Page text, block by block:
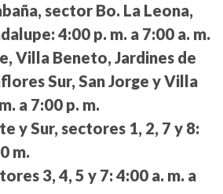
sector Bo. La Leona,
4:00 p. m. a 7:00 a. m.
Villa Beneto, Jardines de
Sur, San Jorge y Villa
a 7:00 p. m.
y Sur, sectores 1, 2, 7 y 8:
m.
3, 4, 5 y 7: 4:00 a. m. a